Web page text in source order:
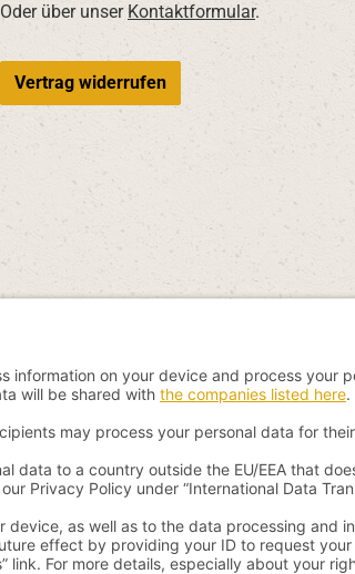
Oder über unser Kontaktformular.
Vertrag widerrufen